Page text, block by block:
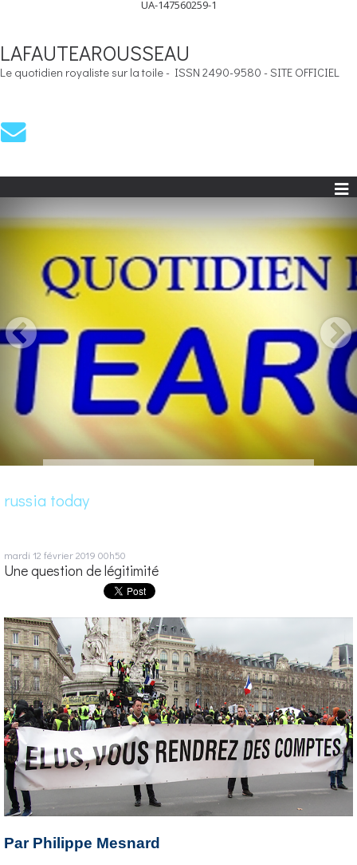
UA-147560259-1
LAFAUTEAROUSSEAU
Le quotidien royaliste sur la toile - ISSN 2490-9580 - SITE OFFICIEL
russia today
mardi 12 février 2019 00h50
Une question de légitimité
Par Philippe Mesnard